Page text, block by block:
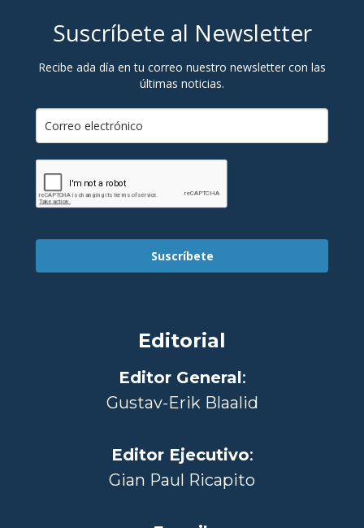
Suscríbete al Newsletter
Recibe ada día en tu correo nuestro newsletter con las
últimas noticias.
Suscríbete
Editorial
Editor General:
Gustav-Erik Blaalid
Editor Ejecutivo:
Gian Paul Ricapito